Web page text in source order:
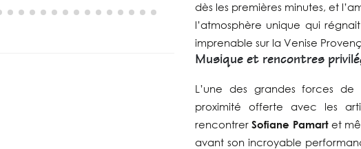
dès les premières minutes, et
l’atmosphère unique qui
imprenable sur la Venise
Musique et rencontres
L’une des grandes forces de
proximité offerte avec les
rencontrerSofiane Pamartet
avant son incroyable